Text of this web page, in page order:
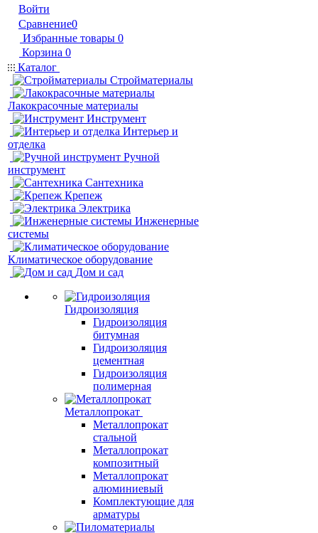
Войти
Сравнение0
Избранные товары 0
Корзина 0
Каталог
Стройматериалы
Лакокрасочные материалы
Инструмент
Интерьер и
отделка
Ручной
инструмент
Сантехника
Крепеж
Электрика
Инженерные
системы
Климатическое оборудование
Дом и сад
Гидроизоляция
Гидроизоляция
битумная
Гидроизоляция
цементная
Гидроизоляция
полимерная
Металлопрокат
Металлопрокат
стальной
Металлопрокат
композитный
Металлопрокат
алюминиевый
Комплектующие для
арматуры